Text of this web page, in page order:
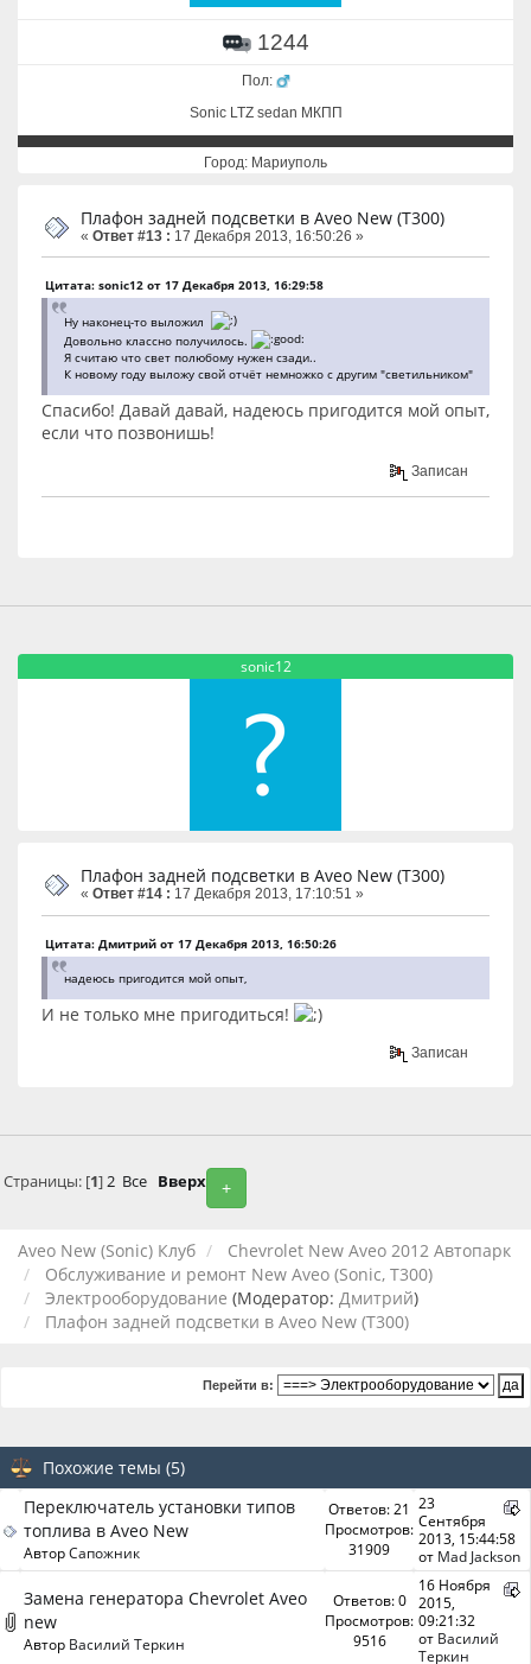
1244
Пол:
Sonic LTZ sedan МКПП
Город: Мариуполь
Плафон задней подсветки в Aveo New (T300)
« Ответ #13 : 17 Декабря 2013, 16:50:26 »
Цитата: sonic12 от 17 Декабря 2013, 16:29:58
Ну наконец-то выложил
Довольно классно получилось.
Я считаю что свет полюбому нужен сзади..
К новому году выложу свой отчёт немножко с другим "светильником"
Спасибо! Давай давай, надеюсь пригодится мой опыт,
если что позвонишь!
Записан
sonic12
Плафон задней подсветки в Aveo New (T300)
« Ответ #14 : 17 Декабря 2013, 17:10:51 »
Цитата: Дмитрий от 17 Декабря 2013, 16:50:26
надеюсь пригодится мой опыт,
И не только мне пригодиться!
Записан
+
Страницы: [1]2 Все Вверх
Aveo New (Sonic) Клуб
Chevrolet New Aveo 2012 Автопарк
Обслуживание и ремонт New Aveo (Sonic, T300)
Электрооборудование (Модератор: Дмитрий)
Плафон задней подсветки в Aveo New (T300)
Перейти в:
Похожие темы (5)
Переключатель установки типов
топлива в Aveo New
АвторСапожник
Ответов: 21
Просмотров:
31909
23
Сентября
2013, 15:44:58
от Mad Jackson
Замена генератора Chevrolet Aveo
new
Автор Василий Теркин
Ответов: 0
Просмотров:
9516
16 Ноября
2015,
09:21:32
от Василий
Теркин